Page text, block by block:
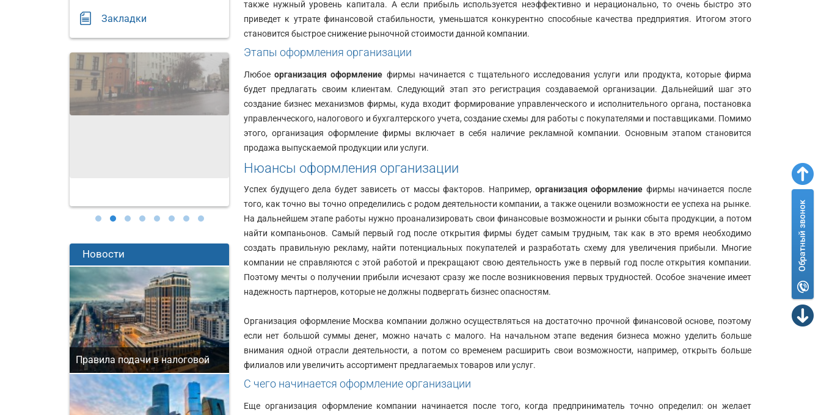
Закладки
д.
(п)
Энтузиастов,
д.
27,
стр.
Арбат,
д.
набережная,
д.
Новости
Правила подачи в налоговой
также нужный уровень капитала. А если прибыль используется неэффективно и нерационально, то очень быстро это
приведет к утрате финансовой стабильности, уменьшатся конкурентно способные качества предприятия. Итогом этого
становится быстрое снижение рыночной стоимости данной компании.
Этапы оформления организации
Любоеорганизация оформление фирмы начинается с тщательного исследования услуги или продукта, которые фирма
будет предлагать своим клиентам. Следующий этап это регистрация создаваемой организации. Дальнейший шаг это
создание бизнес механизмов фирмы, куда входит формирование управленческого и исполнительного органа, постановка
управленческого, налогового и бухгалтерского учета, создание схемы для работы с покупателями и поставщиками. Помимо
этого, организация оформление фирмы включает в себя наличие рекламной компании. Основным этапом становится
продажа выпускаемой продукции или услуги.
Нюансы оформления организации
Успех будущего дела будет зависеть от массы факторов. Например, организация оформление фирмы начинается после
того, как точно вы точно определились с родом деятельности компании, а также оценили возможности ее успеха на рынке.
На дальнейшем этапе работы нужно проанализировать свои финансовые возможности и рынки сбыта продукции, а потом
найти компаньонов. Самый первый год после открытия фирмы будет самым трудным, так как в это время необходимо
создать правильную рекламу, найти потенциальных покупателей и разработать схему для увеличения прибыли. Многие
компании не справляются с этой работой и прекращают свою деятельность уже в первый год после открытия компании.
Поэтому мечты о получении прибыли исчезают сразу же после возникновения первых трудностей. Особое значение имеет
надежность партнеров, которые не должны подвергать бизнес опасностям.
Организация оформление Москва компании должно осуществляться на достаточно прочной финансовой основе, поэтому
если нет большой суммы денег, можно начать с малого. На начальном этапе ведения бизнеса можно уделить больше
внимания одной отрасли деятельности, а потом со временем расширить свои возможности, например, открыть больше
филиалов или увеличить ассортимент предлагаемых товаров или услуг.
С чего начинается оформление организации
Еще организация оформление компании начинается после того, когда предприниматель точно определил: он желает